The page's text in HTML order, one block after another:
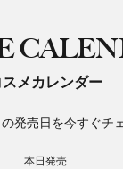
スメカレンダー
発売日を今すぐチ
本日発売